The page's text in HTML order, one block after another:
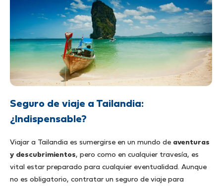
Seguro de viaje a Tailandia:
¿Indispensable?
Viajar a Tailandia es sumergirse en un mundo de aventuras
y descubrimientos, pero como en cualquier travesía, es
vital estar preparado para cualquier eventualidad. Aunque
no es obligatorio, contratar un seguro de viaje para